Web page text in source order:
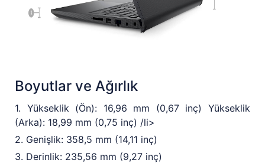
Boyutlar ve Ağırlık
1. Yükseklik (Ön): 16,96 mm (0,67 inç) Yükseklik
(Arka): 18,99 mm (0,75 inç) /li>
2. Genişlik: 358,5 mm (14,11 inç)
3. Derinlik: 235,56 mm (9,27 inç)